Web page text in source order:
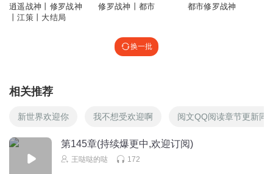
逍遥战神丨修罗战神
丨江策丨大结局
修罗战神丨都市 都市修罗战神
换一批
相关推荐
新世界欢迎你 我不想受欢迎啊 阅文QQ阅读章节更新同
第145章(持续爆更中,欢迎订阅)
王哒哒的哒 172